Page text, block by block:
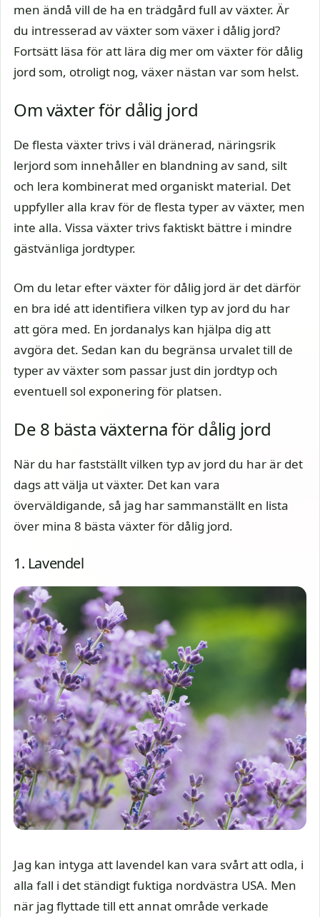
men ändå vill de ha en trädgård full av växter. Är
du intresserad av växter som växer i dålig jord?
Fortsätt läsa för att lära dig mer om växter för dålig
jord som, otroligt nog, växer nästan var som helst.
Om växter för dålig jord
De flesta växter trivs i väl dränerad, näringsrik
lerjord som innehåller en blandning av sand, silt
och lera kombinerat med organiskt material. Det
uppfyller alla krav för de flesta typer av växter, men
inte alla. Vissa växter trivs faktiskt bättre i mindre
gästvänliga jordtyper.
Om du letar efter växter för dålig jord är det därför
en bra idé att identifiera vilken typ av jord du har
att göra med. En jordanalys kan hjälpa dig att
avgöra det. Sedan kan du begränsa urvalet till de
typer av växter som passar just din jordtyp och
eventuell sol exponering för platsen.
De 8 bästa växterna för dålig jord
När du har fastställt vilken typ av jord du har är det
dags att välja ut växter. Det kan vara
överväldigande, så jag har sammanställt en lista
över mina 8 bästa växter för dålig jord.
1. Lavendel
Jag kan intyga att lavendel kan vara svårt att odla, i
alla fall i det ständigt fuktiga nordvästra USA. Men
när jag flyttade till ett annat område verkade